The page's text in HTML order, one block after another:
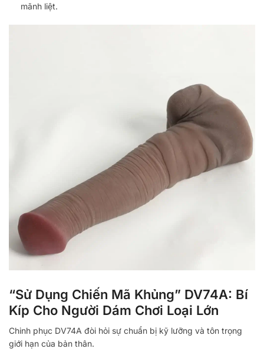
mãnh liệt.
“Sử Dụng Chiến Mã Khủng” DV74A: Bí
Kíp Cho Người Dám Chơi Loại Lớn
Chinh phục DV74A đòi hỏi sự chuẩn bị kỹ lưỡng và tôn trọng
giới hạn của bản thân.